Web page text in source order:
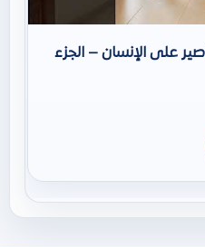
على الإنسان – الجزء